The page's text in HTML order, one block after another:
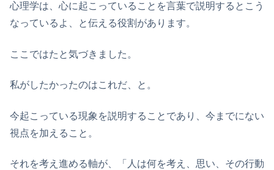
心理学は、心に起こっていることを言葉で説明するとこう
なっているよ、と伝える役割があります。
ここではたと気づきました。
私がしたかったのはこれだ、と。
今起こっている現象を説明することであり、今までにない
視点を加えること。
それを考え進める軸が、「人は何を考え、思い、その行動